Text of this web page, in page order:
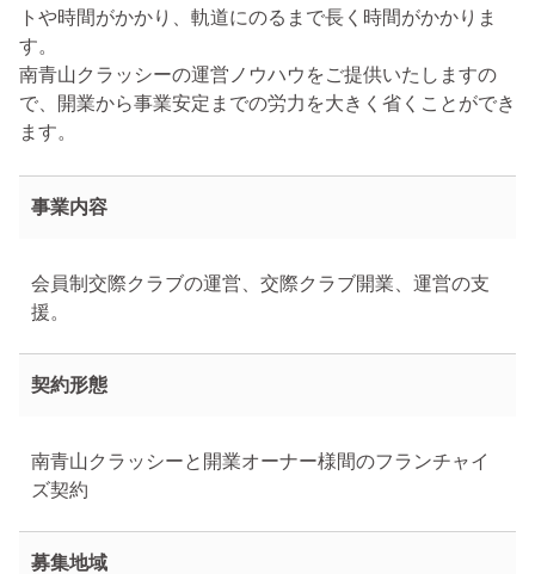
トや時間がかかり、軌道にのるまで長く時間がかかりま
す。
南青山クラッシーの運営ノウハウをご提供いたしますの
で、開業から事業安定までの労力を大きく省くことができ
ます。
事業内容
会員制交際クラブの運営、交際クラブ開業、運営の支
援。
契約形態
南青山クラッシーと開業オーナー様間のフランチャイ
ズ契約
募集地域